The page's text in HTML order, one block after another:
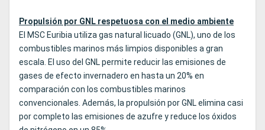
Propulsión por GNL respetuosa con el medio ambiente
El MSC Euribia utiliza gas natural licuado (GNL), uno de los
combustibles marinos más limpios disponibles a gran
escala. El uso del GNL permite reducir las emisiones de
gases de efecto invernadero en hasta un 20% en
comparación con los combustibles marinos
convencionales. Además, la propulsión por GNL elimina casi
por completo las emisiones de azufre y reduce los óxidos